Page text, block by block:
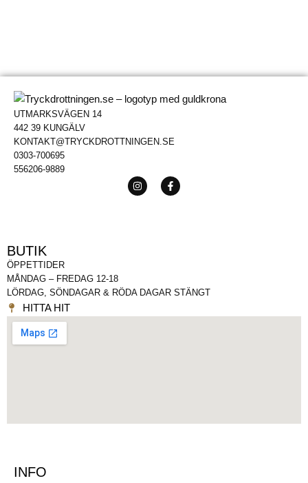
UTMARKSVÄGEN 14
442 39 KUNGÄLV
KONTAKT@TRYCKDROTTNINGEN.SE
0303-700695
556206-9889
BUTIK
ÖPPETTIDER
MÅNDAG – FREDAG 12-18
LÖRDAG, SÖNDAGAR & RÖDA DAGAR STÄNGT
HITTA HIT
INFO